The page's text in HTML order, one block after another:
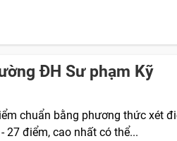
ĐH Sư phạm Kỹ
chuẩn bằng phương thức xét
27 điểm, cao nhất có thể...